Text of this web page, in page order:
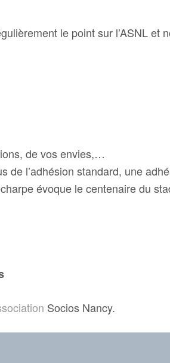
le point sur l’ASNL et
de vos envies,…
de l’adhésion standard, une
évoque le centenaire du
Socios Nancy.